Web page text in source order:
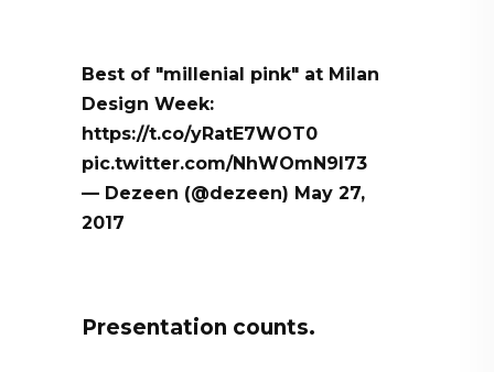
Best of "millenial pink" at Milan
Design Week:
https://t.co/yRatE7WOT0
pic.twitter.com/NhWOmN9l73
— Dezeen (@dezeen) May 27,
2017
Presentation counts.